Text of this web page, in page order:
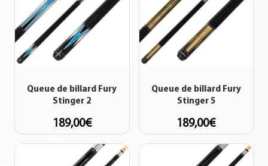
Queue de billard Fury
Stinger 2
189,00€
Queue de billard Fury
Stinger 5
189,00€